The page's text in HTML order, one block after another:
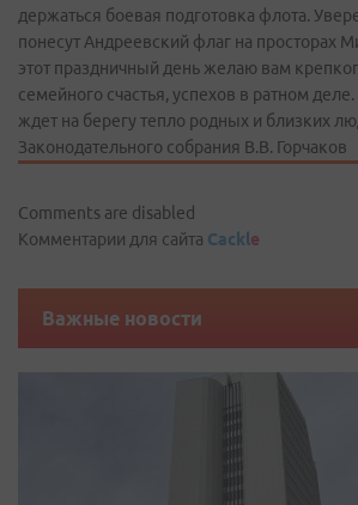
держаться боевая подготовка флота.
понесут Андреевский флаг на просторах
этот праздничный день желаю вам
семейного счастья, успехов в ратном деле.
ждет на берегу тепло родных и близких
Законодательного собрания В.В. Горчаков
Comments are disabled
Комментарии для сайта Cackle
Важные новости